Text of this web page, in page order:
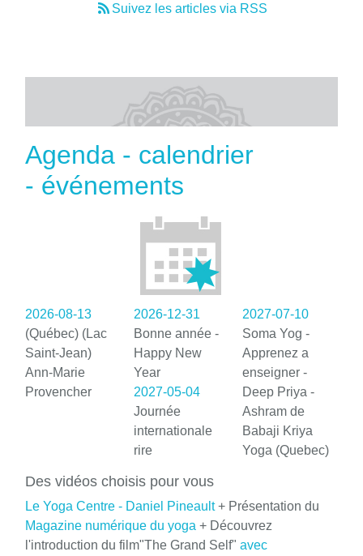
Suivez les articles via RSS
Agenda - calendrier
- événements
2026-08-13
(Québec) (Lac
Saint-Jean)
Ann-Marie
Provencher
2026-12-31
Bonne année -
Happy New
Year
2027-05-04
Journée
internationale
rire
2027-07-10
Soma Yog -
Apprenez a
enseigner -
Deep Priya -
Ashram de
Babaji Kriya
Yoga (Quebec)
Des vidéos choisis pour vous
Le Yoga Centre - Daniel Pineault+ Présentation du
Magazine numérique du yoga + Découvrez
l'introduction du film"The Grand Self" avec